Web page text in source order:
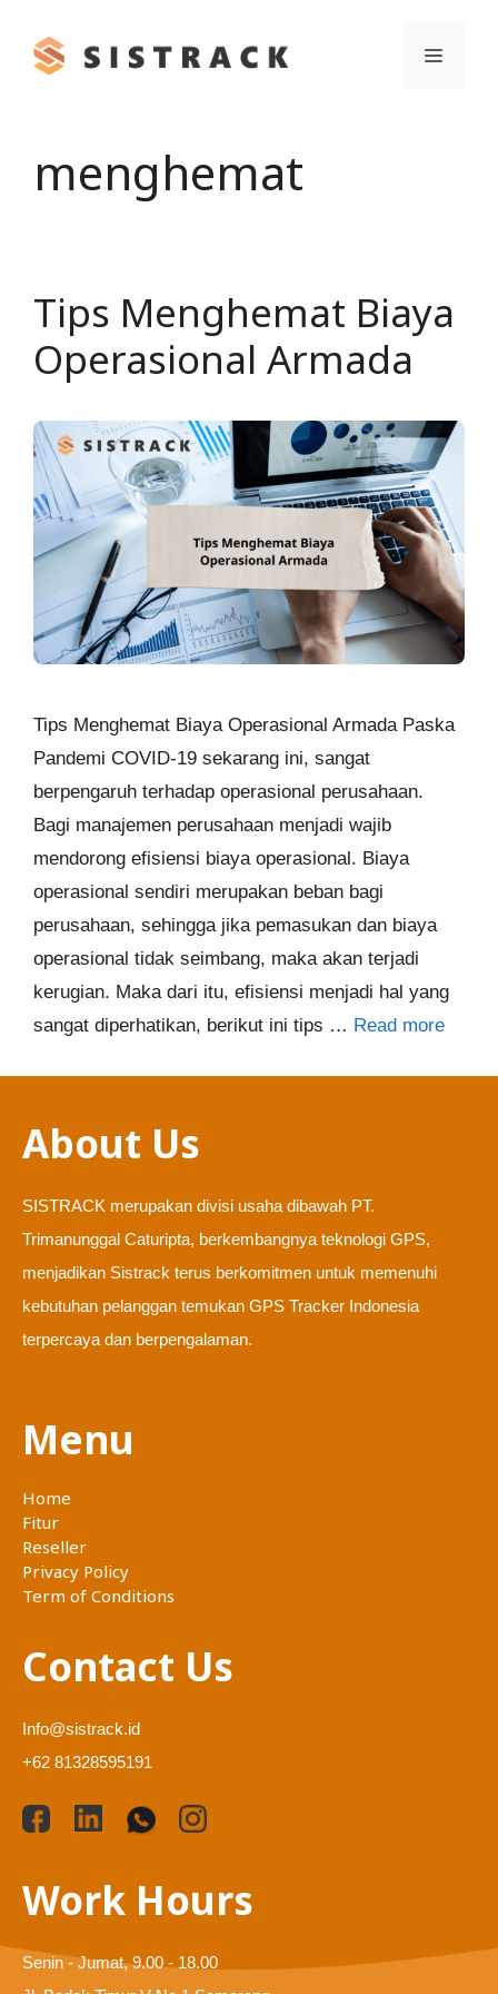
content
Menu
menghemat
Tips Menghemat Biaya
Operasional Armada
Tips Menghemat Biaya Operasional Armada Paska
Pandemi COVID-19 sekarang ini, sangat
berpengaruh terhadap operasional perusahaan.
Bagi manajemen perusahaan menjadi wajib
mendorong efisiensi biaya operasional. Biaya
operasional sendiri merupakan beban bagi
perusahaan, sehingga jika pemasukan dan biaya
operasional tidak seimbang, maka akan terjadi
kerugian. Maka dari itu, efisiensi menjadi hal yang
sangat diperhatikan, berikut ini tips … Read more
About Us
SISTRACK merupakan divisi usaha dibawah PT.
Trimanunggal Caturipta, berkembangnya teknologi GPS,
menjadikan Sistrack terus berkomitmen untuk memenuhi
kebutuhan pelanggan temukan GPS Tracker Indonesia
terpercaya dan berpengalaman.
Menu
Home
Fitur
Reseller
Privacy Policy
Term of Conditions
Contact Us
Info@sistrack.id
+62 81328595191
Work Hours
Senin - Jumat, 9.00 - 18.00